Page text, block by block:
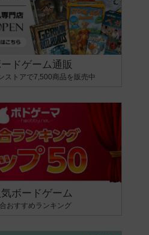
ドゲーム通販
ストアで7,500商品を販売中
気ボードゲーム
おすすめランキング